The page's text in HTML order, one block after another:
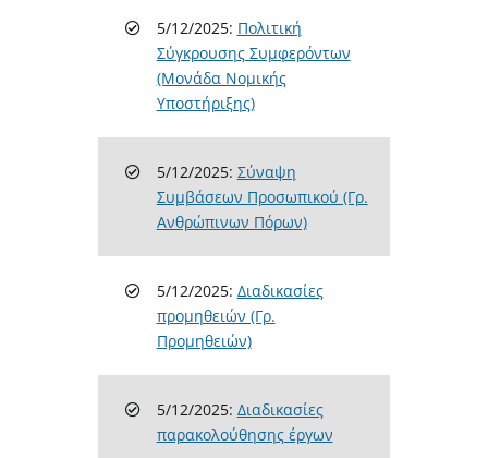
5/12/2025: Πολιτική
Σύγκρουσης Συμφερόντων
(Μονάδα Νομικής
Υποστήριξης)
5/12/2025: Σύναψη
Συμβάσεων Προσωπικού (Γρ.
Ανθρώπινων Πόρων)
5/12/2025: Διαδικασίες
προμηθειών (Γρ.
Προμηθειών)
5/12/2025: Διαδικασίες
παρακολούθησης έργων